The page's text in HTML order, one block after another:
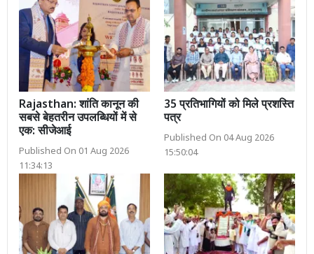
Rajasthan: शांति कानून की
सबसे बेहतरीन उपलब्धियों में से
एक: सीजेआई
Published On 01 Aug 2026
11:34:13
35 प्रतिभागियों को मिले प्रशस्ति
पत्र
Published On 04 Aug 2026
15:50:04